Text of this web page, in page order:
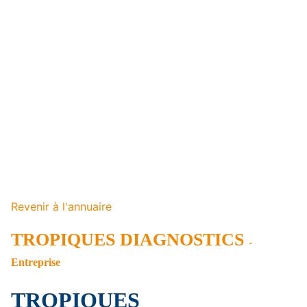
Revenir à l'annuaire
TROPIQUES DIAGNOSTICS -
Entreprise
TROPIQUES